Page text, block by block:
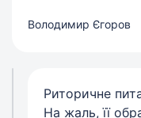
Володимир Єгоров
Риторичне
На жаль, її